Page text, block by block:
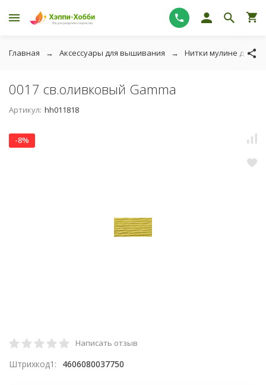
Главная Аксессуары для вышивания Нитки мулине для
0017 св.оливковый Gamma
Артикул: hh011818
-8%
Написать отзыв
Штрихкод1: 4606080037750